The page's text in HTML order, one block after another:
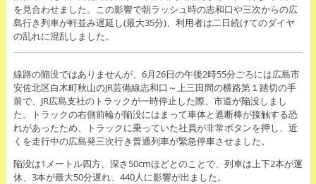
を見合わせました。この影響で朝ラッシュ時の志和口や三次からの広
島行き列車が軒並み遅延し(最大35分)、利用者は二日続けてのダイヤ
の乱れに混乱しました。
線路の陥没ではありませんが、6月26日の午後2時55分ごろには広島市
安佐北区白木町秋山のJR芸備線志和口～上三田間の横路第１踏切の手
前で、JR広島支社のトラックが一時停止した際、市道が陥没しまし
た。トラックの右側前輪が陥没にはまって車体と遮断棒が接触する恐
れがあったため、トラックに乗っていた社員が非常ボタンを押し、近
くを走行中の広島発三次行き普通列車が緊急停車させました。
陥没は1メートル四方、深さ50cmほどとのことで、列車は上下2本が運
休、3本が最大50分遅れ、440人に影響が出ました。